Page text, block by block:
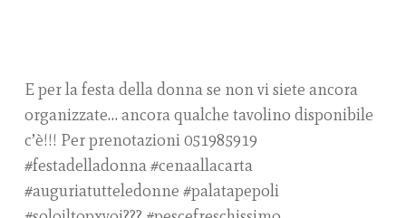
E per la festa della donna se non vi siete ancora
organizzate… ancora qualche tavolino disponibile
c’è!!! Per prenotazioni 051985919
#festadelladonna #cenaallacarta
#auguriatutteledonne #palatapepoli